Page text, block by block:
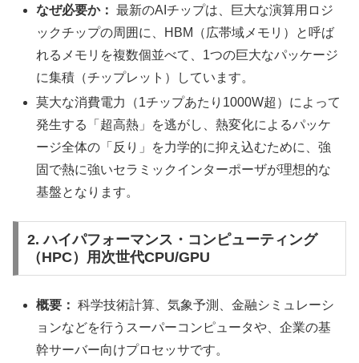
なぜ必要か： 最新のAIチップは、巨大な演算用ロジ
ックチップの周囲に、HBM（広帯域メモリ）と呼ば
れるメモリを複数個並べて、1つの巨大なパッケージ
に集積（チップレット）しています。
莫大な消費電力（1チップあたり1000W超）によって
発生する「超高熱」を逃がし、熱変化によるパッケ
ージ全体の「反り」を力学的に抑え込むために、強
固で熱に強いセラミックインターポーザが理想的な
基盤となります。
2. ハイパフォーマンス・コンピューティング
（HPC）用次世代CPU/GPU
概要： 科学技術計算、気象予測、金融シミュレーシ
ョンなどを行うスーパーコンピュータや、企業の基
幹サーバー向けプロセッサです。